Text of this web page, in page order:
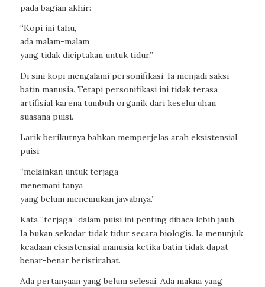
pada bagian akhir:
“Kopi ini tahu,
ada malam-malam
yang tidak diciptakan untuk tidur,”
Di sini kopi mengalami personifikasi. Ia menjadi saksi
batin manusia. Tetapi personifikasi ini tidak terasa
artifisial karena tumbuh organik dari keseluruhan
suasana puisi.
Larik berikutnya bahkan memperjelas arah eksistensial
puisi:
“melainkan untuk terjaga
menemani tanya
yang belum menemukan jawabnya.”
Kata “terjaga” dalam puisi ini penting dibaca lebih jauh.
Ia bukan sekadar tidak tidur secara biologis. Ia menunjuk
keadaan eksistensial manusia ketika batin tidak dapat
benar-benar beristirahat.
Ada pertanyaan yang belum selesai. Ada makna yang